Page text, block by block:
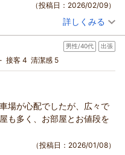
感想をお寄せいただき、あ
いただけたご様子を拝見
イズにつきましては、今後
す。
やコーヒードリンクサー
し、大変嬉しく思います。
ございます。
立地となっております。ご
、何よりでございます。
のお言葉をありがとうご
よう努めてまいります。
（投稿日：2026/02/09）
ングル（禁煙）・朝食付】ポイン
！
シングル
たり/税込)
用頂き誠にありがとうござ
一同大変嬉しく思ってお
詳しくみる
男性/40代 出張
接客 4 清潔感 5
場が心配でしたが、広々で
も多く、お部屋とお値段を
（投稿日：2026/01/08）